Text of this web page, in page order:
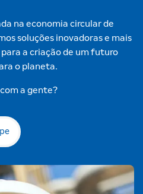
na economia circular de
soluções inovadoras e mais
a criação de um futuro
o planeta.
a gente?